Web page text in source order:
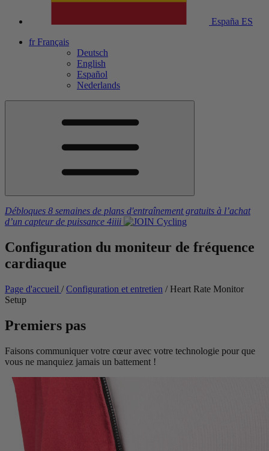
España ES
fr Français
Deutsch
English
Español
Nederlands
Débloques 8 semaines de plans d'entraînement gratuits à l’achat
d’un capteur de puissance 4iiii
Configuration du moniteur de fréquence
cardiaque
Page d'accueil / Configuration et entretien / Heart Rate Monitor
Setup
Premiers pas
Faisons communiquer votre cœur avec votre technologie pour que
vous ne manquiez jamais un battement !